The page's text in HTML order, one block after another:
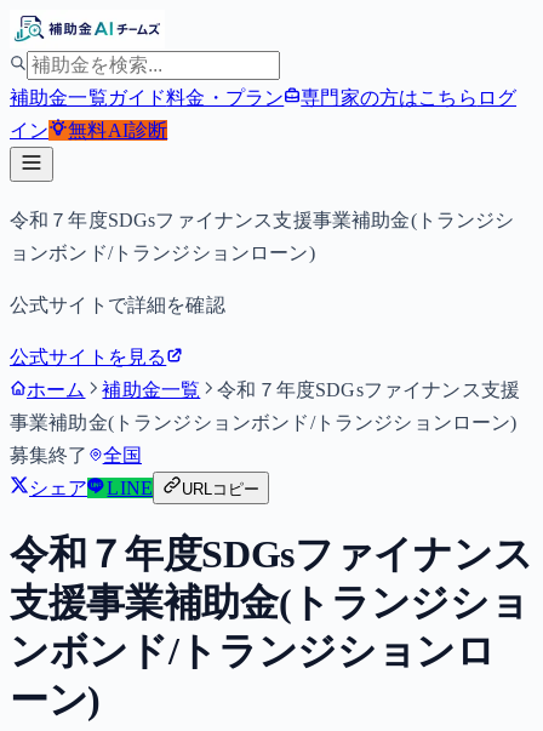
補助金一覧ガイド料金・プラン 専門家の方はこちら ログ
イン
無料AI診断
令和７年度SDGsファイナンス支援事業補助金(トランジシ
ョンボンド/トランジションローン)
公式サイトで詳細を確認
公式サイトを見る
ホーム
補助金一覧
令和７年度SDGsファイナンス支援
事業補助金(トランジションボンド/トランジションローン)
募集終了
全国
シェア
LINE URLコピー
令和７年度SDGsファイナンス
支援事業補助金(トランジショ
ンボンド/トランジションロ
ーン)